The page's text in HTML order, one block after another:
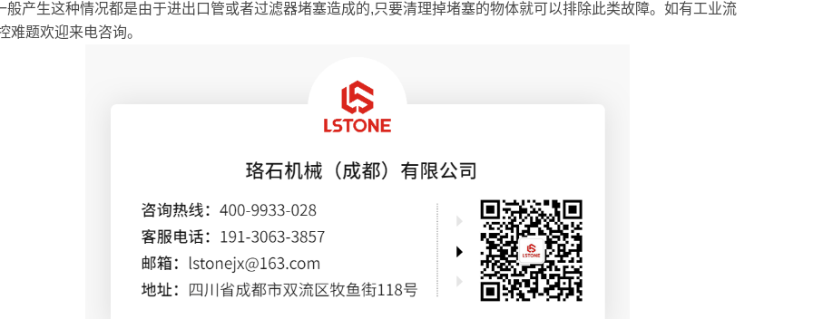
般产生这种情况都是由于进出口管或者过滤器堵塞造成的,只要清理掉堵塞的物体就可以排除此类故障。如有工业流
难题欢迎来电咨询。